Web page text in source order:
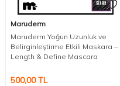
Maruderm
Maruderm Yoğun Uzunluk ve
Belirginleştirme Etkili Maskara –
Length & Define Mascara
500,00TL